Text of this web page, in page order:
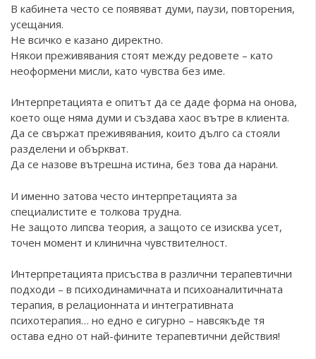
В кабинета често се появяват думи, паузи, повторения,
усещания.
Не всичко е казано директно.
Някои преживявания стоят между редовете – като
неоформени мисли, като чувства без име.
Интерпретацията е опитът да се даде форма на онова,
което още няма думи и създава хаос вътре в клиента.
Да се свържат преживявания, които дълго са стояли
разделени и объркват.
Да се назове вътрешна истина, без това да нарани.
И именно затова често интерпретацията за
специалистите е толкова трудна.
Не защото липсва теория, а защото се изисква усет,
точен момент и клинична чувствителност.
Интерпретацията присъства в различни терапевтични
подходи – в психодинамичната и психоаналитичната
терапия, в релационната и интегративната
психотерапия… но едно е сигурно – навсякъде тя
остава едно от най-фините терапевтични действия!